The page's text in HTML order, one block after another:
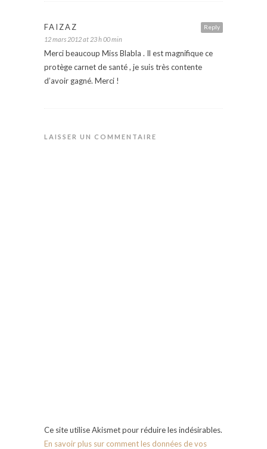
Reply
FAIZAZ
12 mars 2012 at 23 h 00 min
Merci beaucoup Miss Blabla . Il est magnifique ce
protège carnet de santé , je suis très contente
d’avoir gagné. Merci !
LAISSER UN COMMENTAIRE
Ce site utilise Akismet pour réduire les indésirables.
En savoir plus sur comment les données de vos